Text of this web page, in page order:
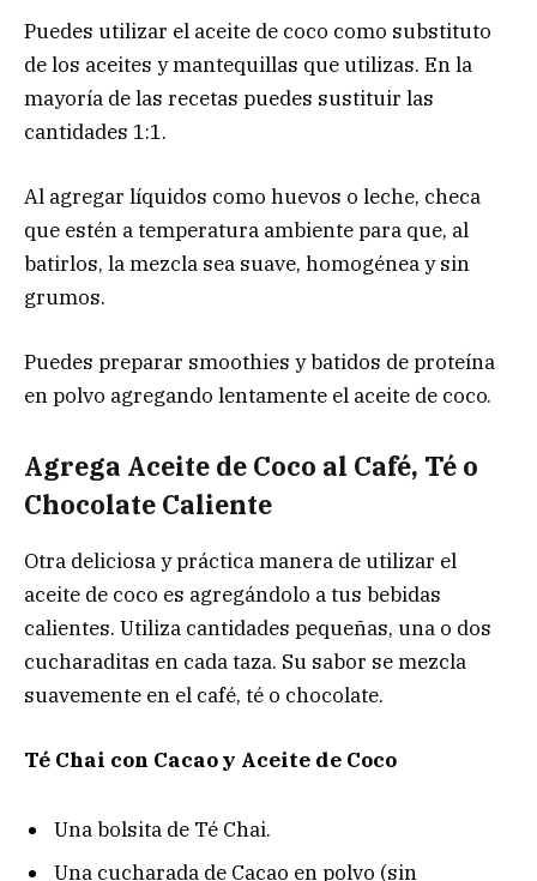
Puedes utilizar el aceite de coco como substituto
de los aceites y mantequillas que utilizas. En la
mayoría de las recetas puedes sustituir las
cantidades 1:1.
Al agregar líquidos como huevos o leche, checa
que estén a temperatura ambiente para que, al
batirlos, la mezcla sea suave, homogénea y sin
grumos.
Puedes preparar smoothies y batidos de proteína
en polvo agregando lentamente el aceite de coco.
Agrega Aceite de Coco al Café, Té o
Chocolate Caliente
Otra deliciosa y práctica manera de utilizar el
aceite de coco es agregándolo a tus bebidas
calientes. Utiliza cantidades pequeñas, una o dos
cucharaditas en cada taza. Su sabor se mezcla
suavemente en el café, té o chocolate.
Té Chai con Cacao y Aceite de Coco
Una bolsita de Té Chai.
Una cucharada de Cacao en polvo (sin